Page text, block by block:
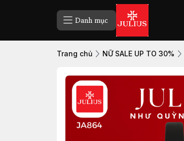
Danh mục
Trang chủ NỮ SALE UP TO 30%